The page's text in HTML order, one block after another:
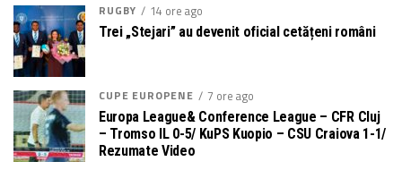
RUGBY 14 ore ago
Trei „Stejari” au devenit oficial cetățeni români
CUPE EUROPENE 7 ore ago
Europa League& Conference League – CFR Cluj
– Tromso IL 0-5/ KuPS Kuopio – CSU Craiova 1-1/
Rezumate Video